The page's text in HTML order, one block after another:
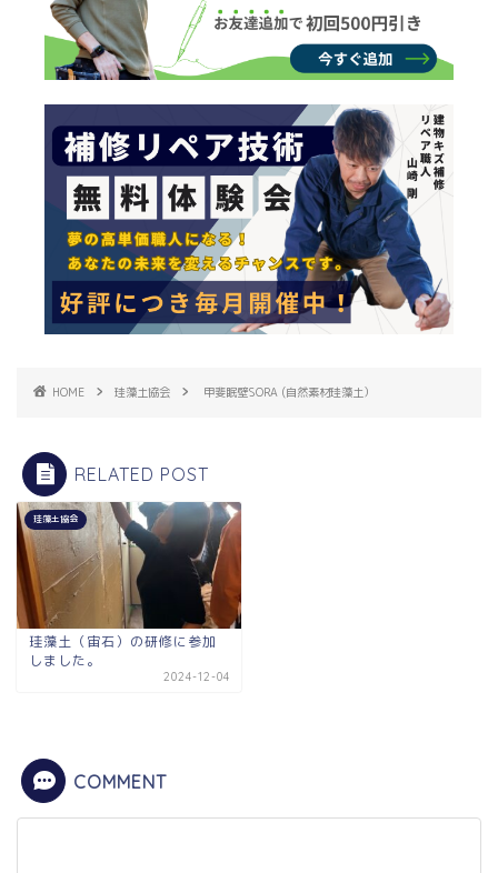
HOME 珪藻土協会 甲斐眠壁SORA (自然素材珪藻土）
RELATED POST
珪藻土協会
珪藻土（宙石）の研修に参加
しました。
2024-12-04
COMMENT